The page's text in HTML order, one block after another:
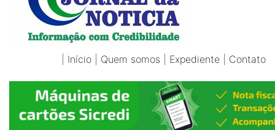
Início Quem somos Expediente Contato